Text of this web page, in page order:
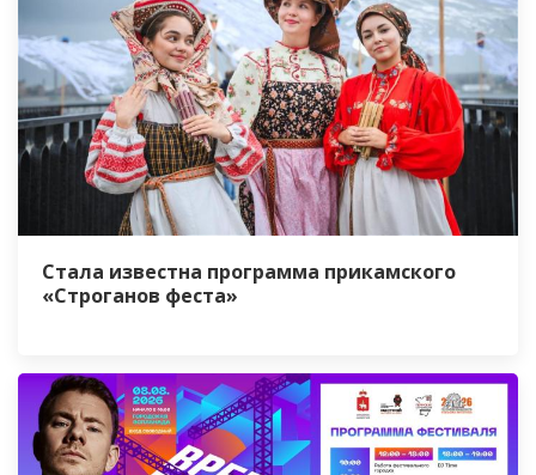
Стала известна программа прикамского
«Строганов феста»